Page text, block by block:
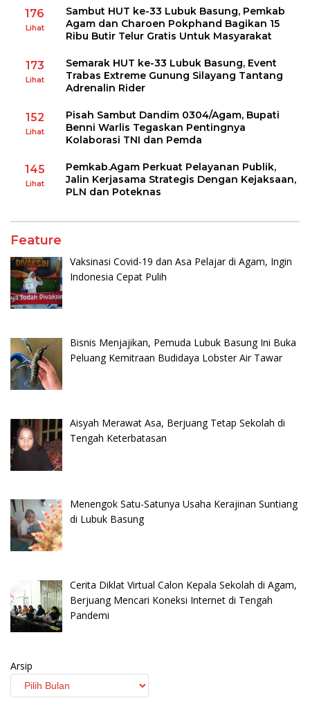
176
Lihat
Sambut HUT ke-33 Lubuk Basung, Pemkab
Agam dan Charoen Pokphand Bagikan 15
Ribu Butir Telur Gratis Untuk Masyarakat
173
Lihat
Semarak HUT ke-33 Lubuk Basung, Event
Trabas Extreme Gunung Silayang Tantang
Adrenalin Rider
152
Lihat
Pisah Sambut Dandim 0304/Agam, Bupati
Benni Warlis Tegaskan Pentingnya
Kolaborasi TNI dan Pemda
145
Lihat
Pemkab.Agam Perkuat Pelayanan Publik,
Jalin Kerjasama Strategis Dengan Kejaksaan,
PLN dan Poteknas
Feature
Vaksinasi Covid-19 dan Asa Pelajar di Agam, Ingin
Indonesia Cepat Pulih
Bisnis Menjajikan, Pemuda Lubuk Basung Ini Buka
Peluang Kemitraan Budidaya Lobster Air Tawar
Aisyah Merawat Asa, Berjuang Tetap Sekolah di
Tengah Keterbatasan
Menengok Satu-Satunya Usaha Kerajinan Suntiang
di Lubuk Basung
Cerita Diklat Virtual Calon Kepala Sekolah di Agam,
Berjuang Mencari Koneksi Internet di Tengah
Pandemi
Arsip